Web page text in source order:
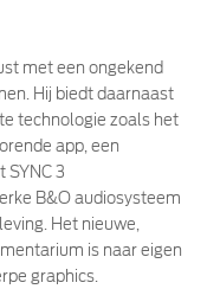
met een ongekend
Hij biedt daarnaast
technologie zoals het
app, een
SYNC 3
B&O audiosysteem
Het nieuwe,
is naar eigen
graphics.